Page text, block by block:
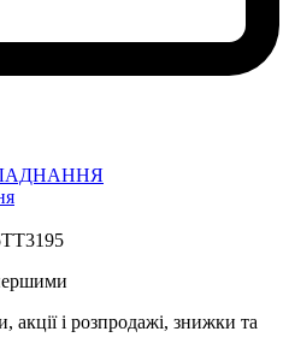
акції і розпродажі, знижки та